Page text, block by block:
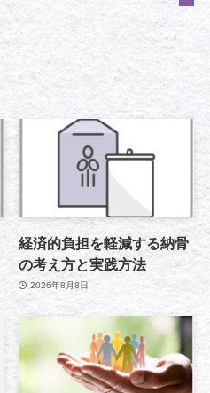
経済的負担を軽減する納骨
の考え方と実践方法
2026年8月8日